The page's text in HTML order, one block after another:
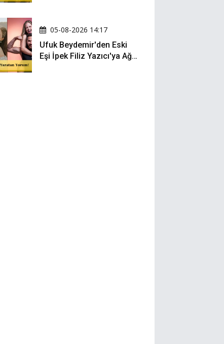
05-08-2026 14:17
Ufuk Beydemir'den Eski
Eşi İpek Filiz Yazıcı'ya Ağır